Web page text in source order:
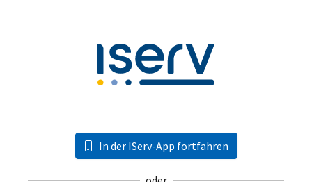
In der IServ-App fortfahren